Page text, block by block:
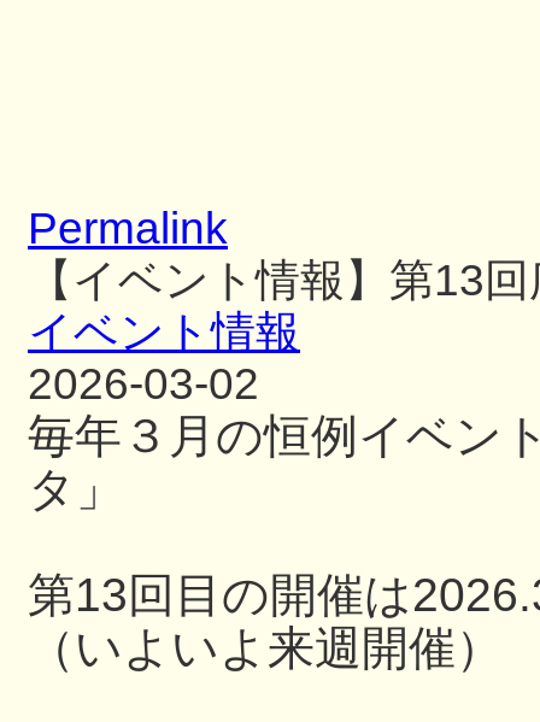
Permalink
【イベント情報】第13
イベント情報
2026-03-02
毎年３月の恒例イベン
タ」
第13回目の開催は
（いよいよ来週開催）